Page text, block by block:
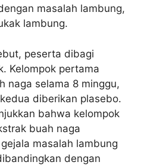
masalah lambung,
lambung.
peserta dibagi
Kelompok pertama
naga selama 8 minggu,
diberikan plasebo.
bahwa kelompok
buah naga
masalah lambung
dengan